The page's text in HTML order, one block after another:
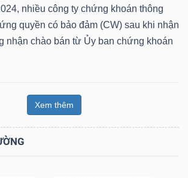
nhiều công ty chứng khoán thông
quyền có bảo đảm (CW) sau khi nhận
nhận chào bán từ Ủy ban chứng khoán
Xem thêm